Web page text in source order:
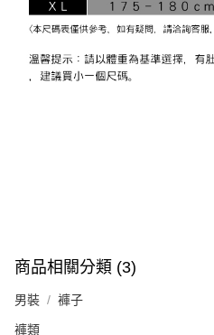
商品相關分類 (3)
男裝 褲子
褲類